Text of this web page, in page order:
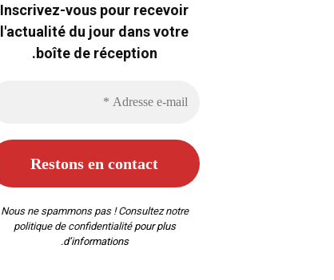
Inscrivez-vous pour recevoir
l'actualité du jour dans votre
boîte de réception.
Nous ne spammons pas ! Consultez notre
politique de confidentialitépour plus
d’informations.